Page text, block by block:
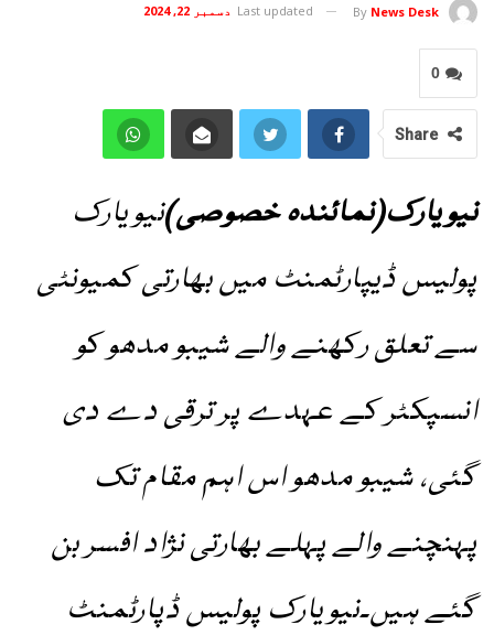
By News Desk
Last updated دسمبر 22, 2024
0
Share
نیویارک(نمائندہ خصوصی)نیویارک
پولیس ڈیپارٹمنٹ میں بھارتی کمیونٹی
سے تعلق رکھنے والے شیبو مدھو کو
انسپکٹر کے عہدے پر ترقی دے دی
گئی، شیبو مدھو اس اہم مقام تک
پہنچنے والے پہلے بھارتی نژاد افسر بن
گئے ہیں۔نیویارک پولیس ڈپارٹمنٹ